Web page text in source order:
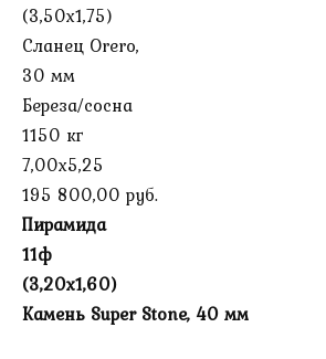
(3,50х1,75)
Сланец Orero,
30 мм
Береза/сосна
1150 кг
7,00х5,25
195 800,00 руб.
Пирамида
11ф
(3,20х1,60)
Камень Super Stone, 40 мм